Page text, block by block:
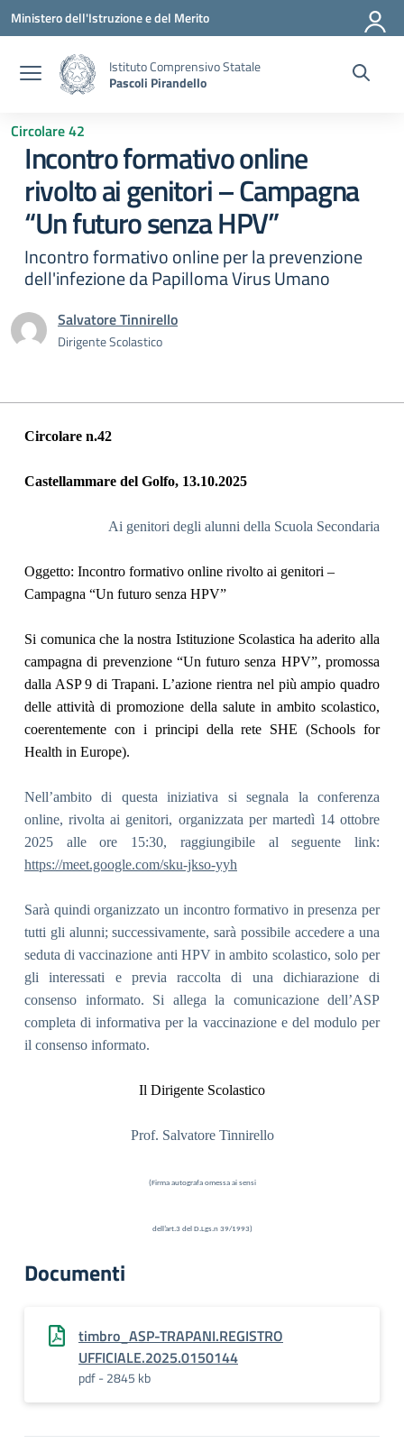
Vai ai contenuti
Vai al menu di navigazione
Vai al footer
Ministero dell'Istruzione e del Merito
Istituto Comprensivo Statale
Pascoli Pirandello
Circolare 42
Incontro formativo online
rivolto ai genitori – Campagna
“Un futuro senza HPV”
Incontro formativo online per la prevenzione
dell'infezione da Papilloma Virus Umano
Salvatore Tinnirello
Dirigente Scolastico
Circolare n.42
Castellammare del Golfo, 13.10.2025
Ai genitori degli alunni della Scuola Secondaria
Oggetto: Incontro formativo online rivolto ai genitori –
Campagna “Un futuro senza HPV”
Si comunica che la nostra Istituzione Scolastica ha aderito alla
campagna di prevenzione “Un futuro senza HPV”, promossa
dalla ASP 9 di Trapani. L’azione rientra nel più ampio quadro
delle attività di promozione della salute in ambito scolastico,
coerentemente con i principi della rete SHE (Schools for
Health in Europe).
Nell’ambito di questa iniziativa si segnala la conferenza
online, rivolta ai genitori, organizzata per martedì 14 ottobre
2025 alle ore 15:30, raggiungibile al seguente link:
https://meet.google.com/sku-jkso-yyh
Sarà quindi organizzato un incontro formativo in presenza per
tutti gli alunni; successivamente, sarà possibile accedere a una
seduta di vaccinazione anti HPV in ambito scolastico, solo per
gli interessati e previa raccolta di una dichiarazione di
consenso informato. Si allega la comunicazione dell’ASP
completa di informativa per la vaccinazione e del modulo per
il consenso informato.
Il Dirigente Scolastico
Prof. Salvatore Tinnirello
(Firma autografa omessa ai sensi
dell’art.3 del D.Lgs.n 39/1993)
Documenti
timbro_ASP-TRAPANI.REGISTRO
UFFICIALE.2025.0150144
pdf - 2845 kb